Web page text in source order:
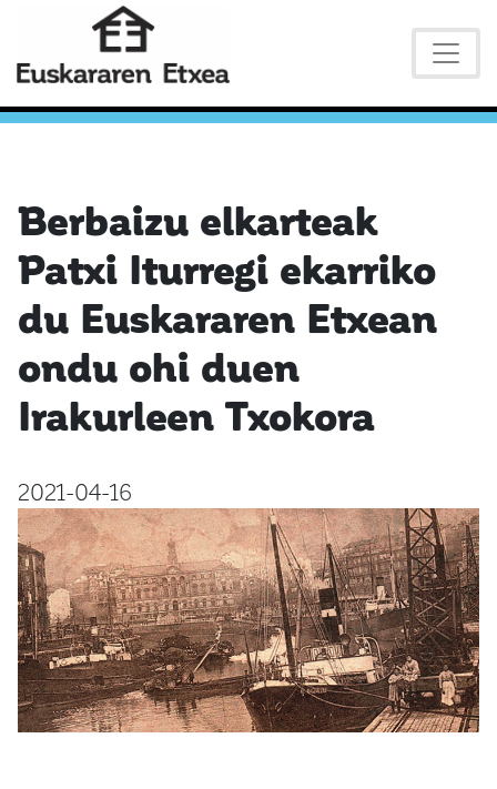
Berbaizu elkarteak
Patxi Iturregi ekarriko
du Euskararen Etxean
ondu ohi duen
Irakurleen Txokora
2021-04-16